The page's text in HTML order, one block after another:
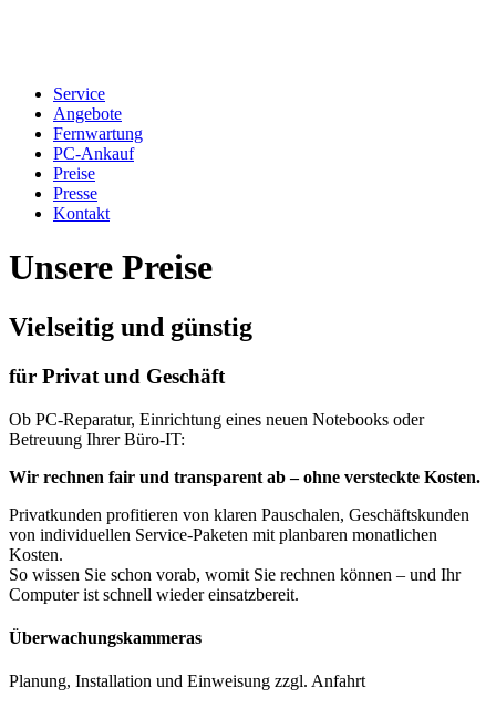
Service
Angebote
Fernwartung
PC-Ankauf
Preise
Presse
Kontakt
Unsere Preise
Vielseitig und günstig
für Privat und Geschäft
Ob PC-Reparatur, Einrichtung eines neuen Notebooks oder
Betreuung Ihrer Büro-IT:
Wir rechnen fair und transparent ab – ohne versteckte Kosten.
Privatkunden profitieren von klaren Pauschalen, Geschäftskunden
von individuellen Service-Paketen mit planbaren monatlichen
Kosten.
So wissen Sie schon vorab, womit Sie rechnen können – und Ihr
Computer ist schnell wieder einsatzbereit.
Überwachungs­kammeras
Planung, Installation und Einweisung zzgl. Anfahrt